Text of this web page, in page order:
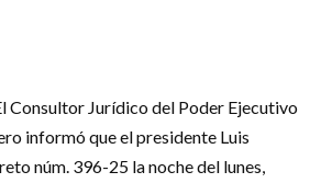
Consultor Jurídico del Poder Ejecutivo
informó que el presidente Luis
núm. 396-25 la noche del lunes,